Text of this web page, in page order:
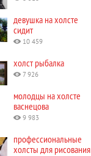
девушка на холсте
сидит
10 459
холст рыбалка
7 926
молодцы на холсте
васнецова
9 983
профессиональные
холсты для рисования